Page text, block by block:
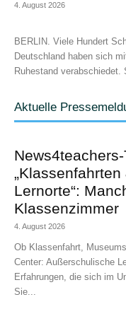
4. August 2026
BERLIN. Viele Hundert
Deutschland haben sich
Ruhestand verabschiedet.
Aktuelle
Lernorte“:
Klassenzimmer
4. August 2026
Ob Klassenfahrt,
Center: Außerschulische
Erfahrungen, die sich im
Sie...